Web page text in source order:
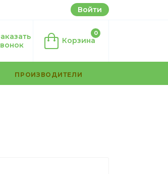
Войти
Корзина
0
ПРОИЗВОДИТЕЛИ